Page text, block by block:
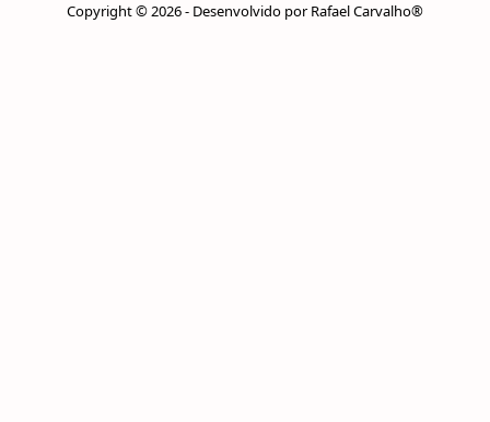
Copyright © 2026 - Desenvolvido por Rafael Carvalho®